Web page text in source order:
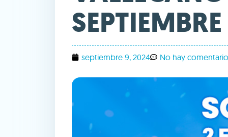
SEPTIEMBRE
septiembre 9, 2024 No hay